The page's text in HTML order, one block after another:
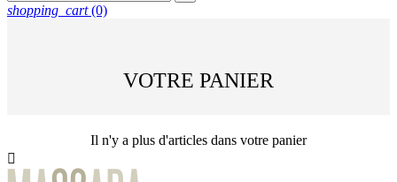
shopping_cart (0)
VOTRE PANIER
Il n'y a plus d'articles dans votre panier
